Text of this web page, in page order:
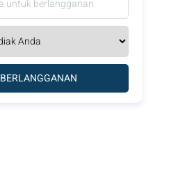
BERLANGGANAN